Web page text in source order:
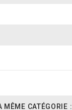
MÊME CATÉGORIE :